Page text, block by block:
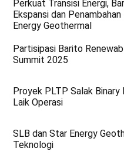
Perkuat Transisi Energi,
Ekspansi dan Penambahan Kapasitas
Energy Geothermal
Partisipasi Barito
Summit 2025
Proyek PLTP Salak
Laik Operasi
SLB dan Star Energy
Teknologi